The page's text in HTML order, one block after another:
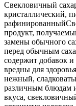
Свекловичный
кристаллический,
рафинированный
продукт,
замены обычного
перед обычным
содержит добавок
вредны для
нежный,
различным блюдам
вкуса,